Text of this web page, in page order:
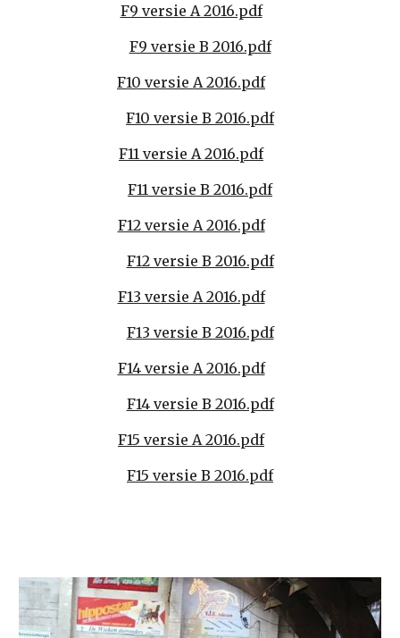
F9 versie A 2016.pdf
F9 versie B 2016.pdf
F10 versie A 2016.pdf
F10 versie B 2016.pdf
F11 versie A 2016.pdf
F11 versie B 2016.pdf
F12 versie A 2016.pdf
F12 versie B 2016.pdf
F13 versie A 2016.pdf
F13 versie B 2016.pdf
F14 versie A 2016.pdf
F14 versie B 2016.pdf
F15 versie A 2016.pdf
F15 versie B 2016.pdf